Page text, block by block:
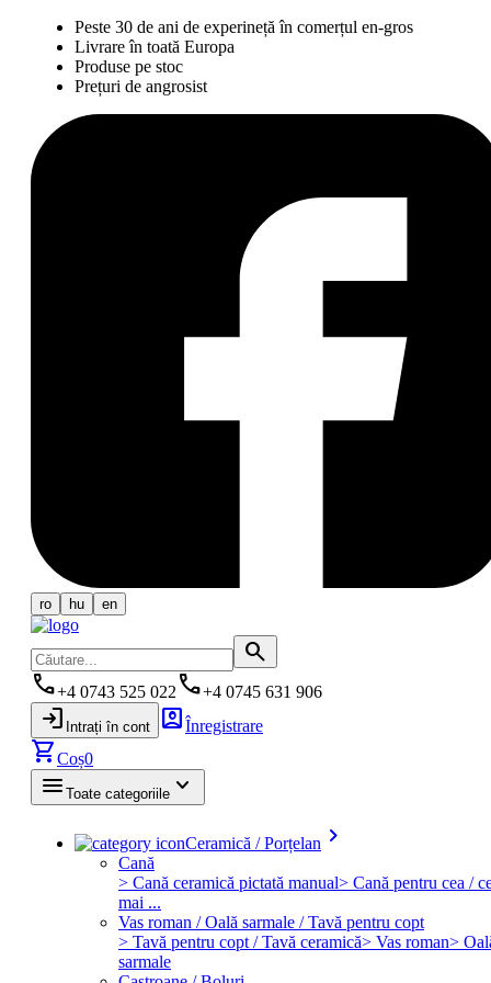
Peste 30 de ani de experineță în comerțul en-gros
Livrare în toată Europa
Produse pe stoc
Prețuri de angrosist
ro hu en
search
phone+4 0743 525 022 phone+4 0745 631 906
login Intrați în cont account_boxÎnregistrare
shopping_cartCoș0
menu Toate categoriile keyboard_arrow_down
Ceramică / Porțelan keyboard_arrow_right
Cană
> Cană ceramică pictată manual> Cană pentru cea /
mai ...
Vas roman / Oală sarmale / Tavă pentru copt
> Tavă pentru copt / Tavă ceramică> Vas roman>
sarmale